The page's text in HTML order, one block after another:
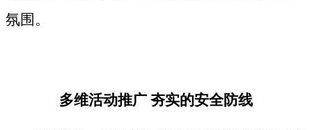
氛围。
多维活动推广 夯实的安全防线